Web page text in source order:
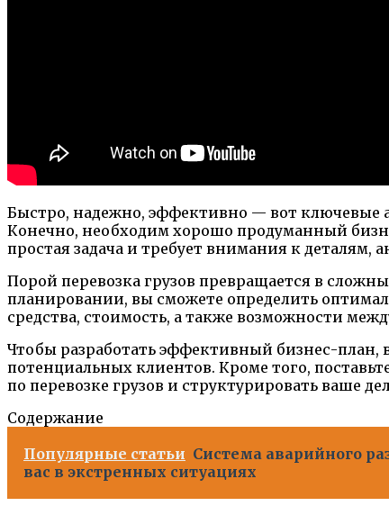
Быстро, надежно, эффективно — вот ключевые
Конечно, необходим хорошо продуманный
простая задача и требует внимания к
Порой перевозка грузов превращается в
планировании, вы сможете определить
средства, стоимость, а также возможности
Чтобы разработать эффективный бизнес-
потенциальных клиентов. Кроме того,
по перевозке грузов и структурировать ваше
Содержание
Популярные статьи Система аварийного
вас в экстренных ситуациях